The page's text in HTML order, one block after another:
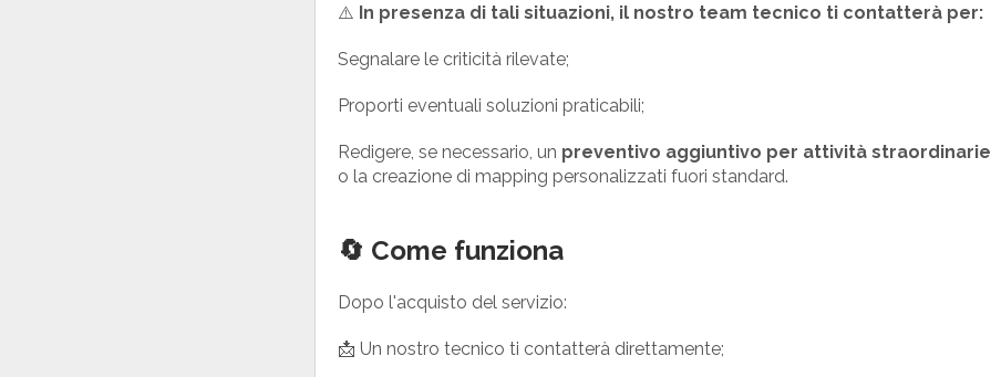
⚠️ In presenza di tali situazioni, il nostro team tecnico ti contatterà per:
Segnalare le criticità rilevate;
Proporti eventuali soluzioni praticabili;
Redigere, se necessario, un preventivo aggiuntivo per attività straordinarie
o la creazione di mapping personalizzati fuori standard.
🔄 Come funziona
Dopo l'acquisto del servizio:
📩 Un nostro tecnico ti contatterà direttamente;